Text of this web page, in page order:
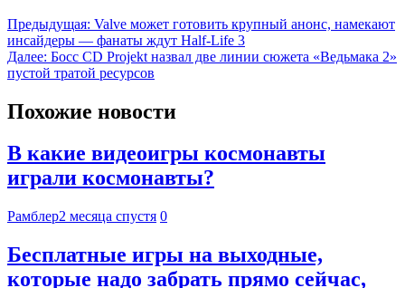
Предыдущая: Valve может готовить крупный анонс, намекают
инсайдеры — фанаты ждут Half-Life 3
Далее: Босс CD Projekt назвал две линии сюжета «Ведьмака 2»
пустой тратой ресурсов
Похожие новости
В какие видеоигры космонавты
играли космонавты?
Рамблер2 месяца спустя 0
Бесплатные игры на выходные,
которые надо забрать прямо сейчас,